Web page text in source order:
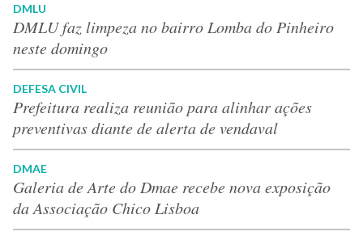
DMLU
DMLU faz limpeza no bairro Lomba do Pinheiro
neste domingo
DEFESA CIVIL
Prefeitura realiza reunião para alinhar ações
preventivas diante de alerta de vendaval
DMAE
Galeria de Arte do Dmae recebe nova exposição
da Associação Chico Lisboa